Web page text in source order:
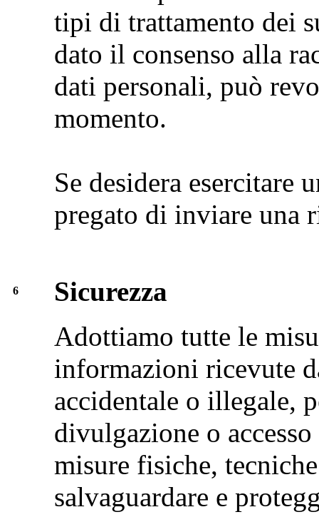
tipi di trattamento dei
dato il consenso alla
dati personali, può
momento.
Se desidera esercitare
pregato di inviare una
6
Sicurezza
Adottiamo tutte le
informazioni ricevute
accidentale o illegale,
divulgazione o
misure fisiche,
salvaguardare e